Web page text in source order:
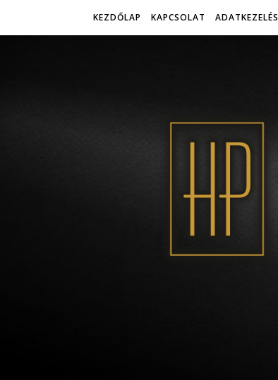
KEZDŐLAP KAPCSOLAT ADATKEZELÉS